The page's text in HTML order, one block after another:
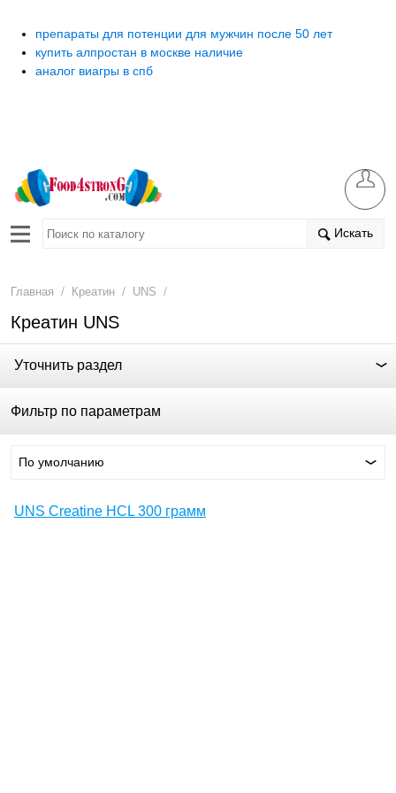
препараты для потенции для мужчин после 50 лет
купить алпростан в москве наличие
аналог виагры в спб
Искать
Главная / Креатин / UNS /
Креатин UNS
Уточнить раздел
Фильтр по параметрам
По умолчанию
UNS Creatine HCL 300 грамм